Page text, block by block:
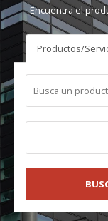
Encuentra el
Productos/